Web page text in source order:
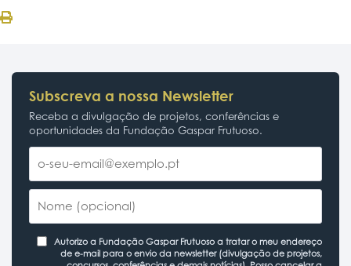
Subscreva a nossa Newsletter
Receba a divulgação de projetos, conferências e
oportunidades da Fundação Gaspar Frutuoso.
Autorizo a Fundação Gaspar Frutuoso a tratar o meu endereço
de e-mail para o envio da newsletter (divulgação de projetos,